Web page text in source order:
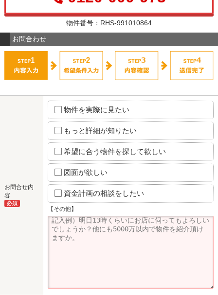
物件番号：RHS-991010864
お問合わせ
お問合せ内
容
必須
物件を実際に見たい
もっと詳細が知りたい
希望に合う物件を探して欲しい
図面が欲しい
資金計画の相談をしたい
【その他】